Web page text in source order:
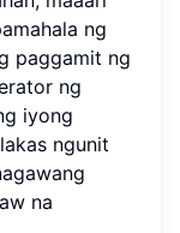
ng
paggamit ng
ng
iyong
ngunit
na